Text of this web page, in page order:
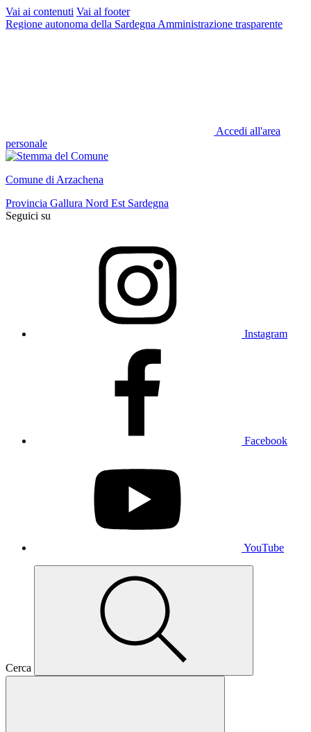
Vai ai contenuti Vai al footer
Regione autonoma della Sardegna Amministrazione trasparente
Accedi all'area
personale
Comune di Arzachena
Provincia Gallura Nord Est Sardegna
Seguici su
Instagram
Facebook
YouTube
Cerca